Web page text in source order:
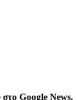
Google News.